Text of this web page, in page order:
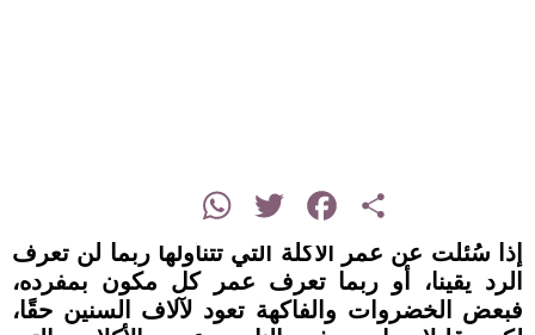
Share
Facebook
Twitter
WhatsApp
إذا سُئلت عن عمر الأكلة التي تتناولها ربما لن تعرف
الرد يقينا، أو ربما تعرف عمر كل مكون بمفرده،
فبعض الخضروات والفاكهة تعود لآلاف السنين حقًا،